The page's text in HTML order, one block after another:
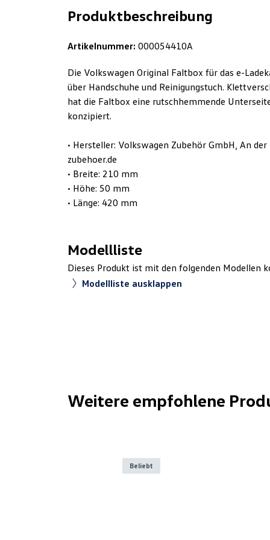
Produktbeschreibung
Artikelnummer: 000054410A
Die Volkswagen Original Faltbox für das e-
über Handschuhe und Reinigungstuch.
hat die Faltbox eine rutschhemmende
konzipiert.
• Hersteller: Volkswagen Zubehör GmbH, An
zubehoer.de
• Breite: 210 mm
• Höhe: 50 mm
• Länge: 420 mm
Modellliste
Dieses Produkt ist mit den folgenden Modellen
Modellliste ausklappen
Weitere empfohlene
Beliebt